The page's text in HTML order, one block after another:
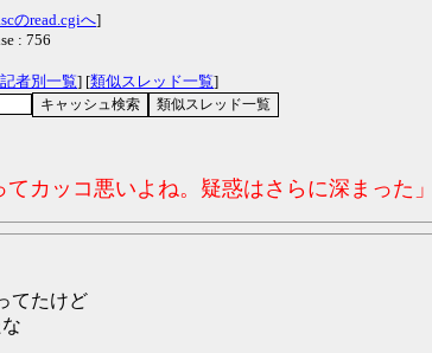
のread.cgiへ]
: 756
者別一覧] [類似スレッド一覧]
カッコ悪いよね。疑惑はさらに深まった」
てたけど